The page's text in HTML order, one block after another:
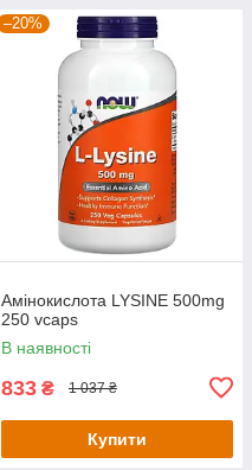
–20%
Амінокислота LYSINE 500mg
250 vcaps
В наявності
833 ₴ 1 037 ₴
Купити